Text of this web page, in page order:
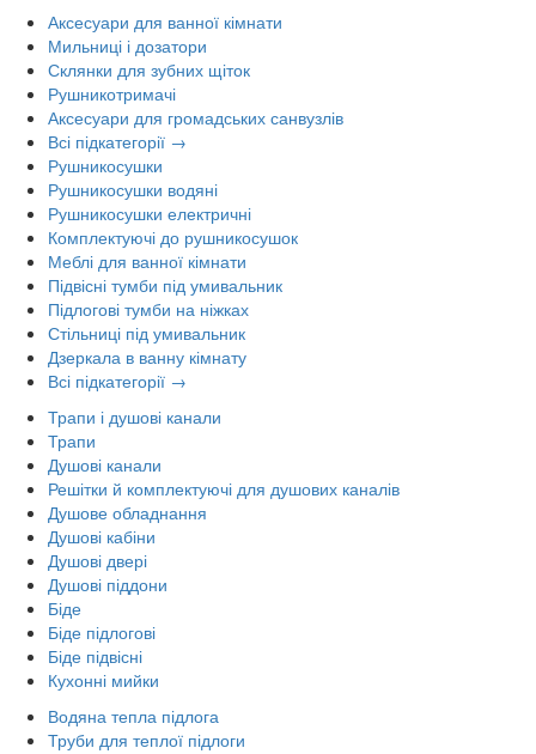
Аксесуари для ванної кімнати
Мильниці і дозатори
Склянки для зубних щіток
Рушникотримачі
Аксесуари для громадських санвузлів
Всі підкатегорії →
Рушникосушки
Рушникосушки водяні
Рушникосушки електричні
Комплектуючі до рушникосушок
Меблі для ванної кімнати
Підвісні тумби під умивальник
Підлогові тумби на ніжках
Стільниці під умивальник
Дзеркала в ванну кімнату
Всі підкатегорії →
Трапи і душові канали
Трапи
Душові канали
Решітки й комплектуючі для душових каналів
Душове обладнання
Душові кабіни
Душові двері
Душові піддони
Біде
Біде підлогові
Біде підвісні
Кухонні мийки
Водяна тепла підлога
Труби для теплої підлоги